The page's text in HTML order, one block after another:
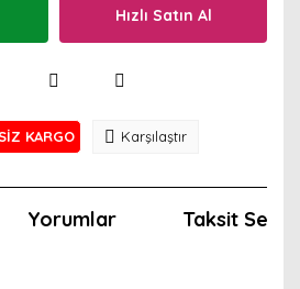
Hızlı Satın Al
KARGO Karşılaştır
Yorumlar Taksit